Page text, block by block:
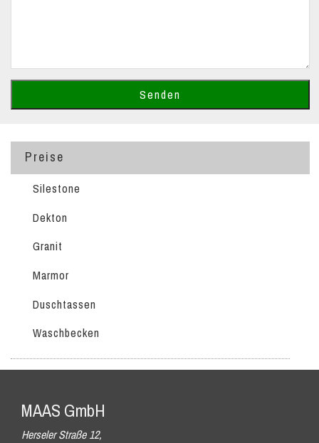
Preise
Silestone
Dekton
Granit
Marmor
Duschtassen
Waschbecken
MAAS GmbH
Herseler Straße 12,